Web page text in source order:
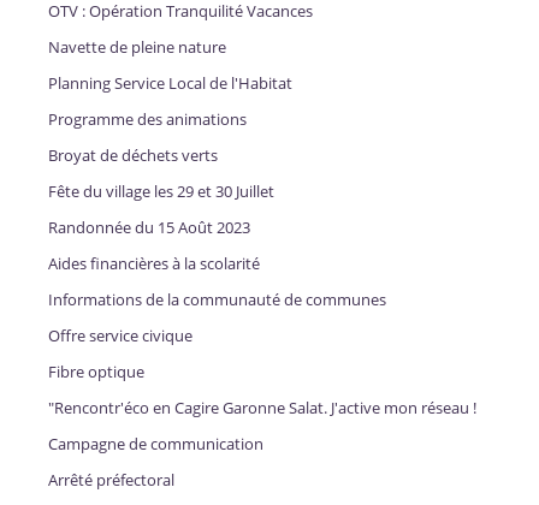
OTV : Opération Tranquilité Vacances
Navette de pleine nature
Planning Service Local de l'Habitat
Programme des animations
Broyat de déchets verts
Fête du village les 29 et 30 Juillet
Randonnée du 15 Août 2023
Aides financières à la scolarité
Informations de la communauté de communes
Offre service civique
Fibre optique
"Rencontr'éco en Cagire Garonne Salat. J'active mon réseau !
Campagne de communication
Arrêté préfectoral